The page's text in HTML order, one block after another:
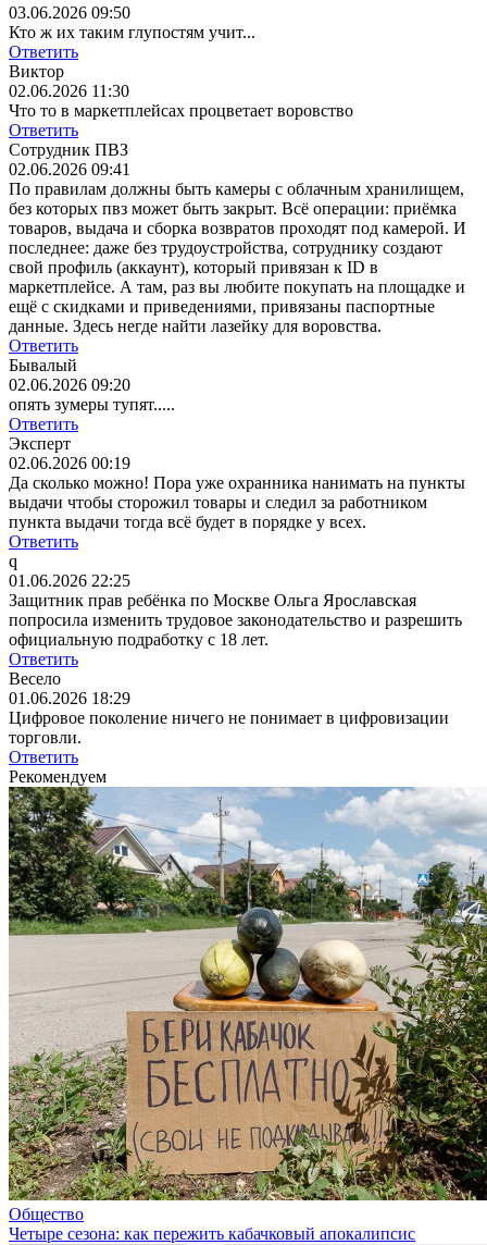
03.06.2026 09:50
Кто ж их таким глупостям учит...
Ответить
Виктор
02.06.2026 11:30
Что то в маркетплейсах процветает воровство
Ответить
Сотрудник ПВЗ
02.06.2026 09:41
По правилам должны быть камеры с облачным хранилищем,
без которых пвз может быть закрыт. Всё операции: приёмка
товаров, выдача и сборка возвратов проходят под камерой. И
последнее: даже без трудоустройства, сотруднику создают
свой профиль (аккаунт), который привязан к ID в
маркетплейсе. А там, раз вы любите покупать на площадке и
ещё с скидками и приведениями, привязаны паспортные
данные. Здесь негде найти лазейку для воровства.
Ответить
Бывалый
02.06.2026 09:20
опять зумеры тупят.....
Ответить
Эксперт
02.06.2026 00:19
Да сколько можно! Пора уже охранника нанимать на пункты
выдачи чтобы сторожил товары и следил за работником
пункта выдачи тогда всё будет в порядке у всех.
Ответить
q
01.06.2026 22:25
Защитник прав ребёнка по Москве Ольга Ярославская
попросила изменить трудовое законодательство и разрешить
официальную подработку с 18 лет.
Ответить
Весело
01.06.2026 18:29
Цифровое поколение ничего не понимает в цифровизации
торговли.
Ответить
Рекомендуем
Общество
Четыре сезона: как пережить кабачковый апокалипсис